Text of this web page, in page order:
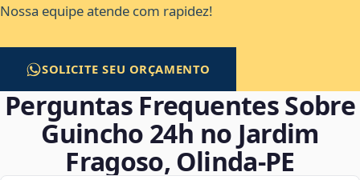
Nossa equipe atende com rapidez!
SOLICITE SEU ORÇAMENTO
Perguntas Frequentes Sobre
Guincho 24h no Jardim
Fragoso, Olinda‑PE